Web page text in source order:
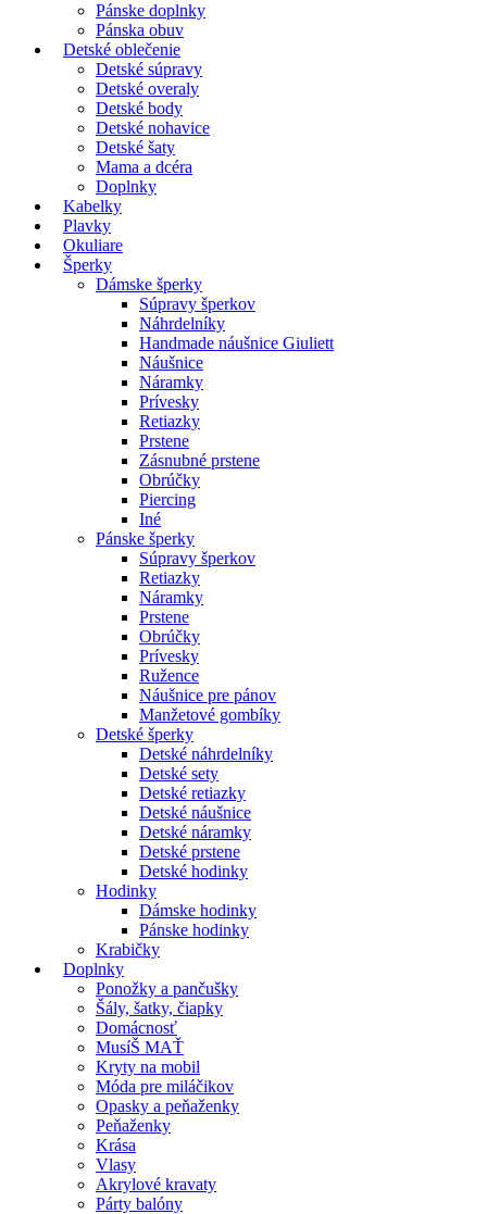
Pánske doplnky
Pánska obuv
Detské oblečenie
Detské súpravy
Detské overaly
Detské body
Detské nohavice
Detské šaty
Mama a dcéra
Doplnky
Kabelky
Plavky
Okuliare
Šperky
Dámske šperky
Súpravy šperkov
Náhrdelníky
Handmade náušnice Giuliett
Náušnice
Náramky
Prívesky
Retiazky
Prstene
Zásnubné prstene
Obrúčky
Piercing
Iné
Pánske šperky
Súpravy šperkov
Retiazky
Náramky
Prstene
Obrúčky
Prívesky
Ružence
Náušnice pre pánov
Manžetové gombíky
Detské šperky
Detské náhrdelníky
Detské sety
Detské retiazky
Detské náušnice
Detské náramky
Detské prstene
Detské hodinky
Hodinky
Dámske hodinky
Pánske hodinky
Krabičky
Doplnky
Ponožky a pančušky
Šály, šatky, čiapky
Domácnosť
MusíŠ MAŤ
Kryty na mobil
Móda pre miláčikov
Opasky a peňaženky
Peňaženky
Krása
Vlasy
Akrylové kravaty
Párty balóny